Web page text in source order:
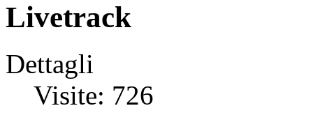
Livetrack
Dettagli
Visite: 726